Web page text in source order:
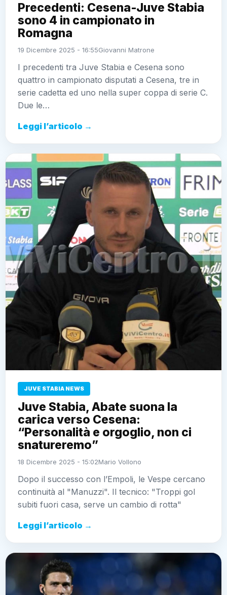
Precedenti: Cesena-Juve Stabia
sono 4 in campionato in
Romagna
19 Dicembre 2025 - 16:55Giovanni Matrone
I precedenti tra Juve Stabia e Cesena sono
quattro in campionato disputati a Cesena, tre in
serie cadetta ed uno nella super coppa di serie C.
Due le…
Leggi l’articolo →
JUVE STABIA NEWS
Juve Stabia, Abate suona la
carica verso Cesena:
“Personalità e orgoglio, non ci
snatureremo”
18 Dicembre 2025 - 15:02Mario Vollono
Dopo il successo con l’Empoli, le Vespe cercano
continuità al "Manuzzi". Il tecnico: "Troppi gol
subiti fuori casa, serve un cambio di rotta"
Leggi l’articolo →